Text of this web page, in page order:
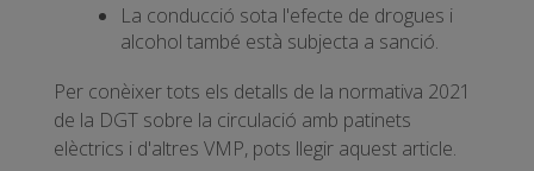
La conducció sota l'efecte de drogues i
alcohol també està subjecta a sanció.
Per conèixer tots els detalls de la normativa 2021
de la DGT sobre la circulació amb patinets
elèctrics i d'altres VMP, pots llegir aquest article.